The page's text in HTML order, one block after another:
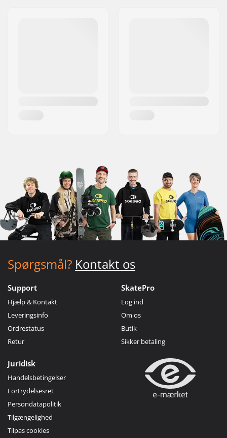
Spørgsmål? Kontakt os
Support
Hjælp & Kontakt
Leveringsinfo
Ordrestatus
Retur
SkatePro
Log ind
Om os
Butik
Sikker betaling
Juridisk
Handelsbetingelser
Fortrydelsesret
Persondatapolitik
Tilgængelighed
Tilpas cookies